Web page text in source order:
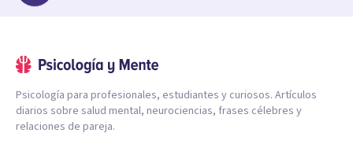
Psicología para profesionales, estudiantes y curiosos. Artículos
diarios sobre salud mental, neurociencias, frases célebres y
relaciones de pareja.